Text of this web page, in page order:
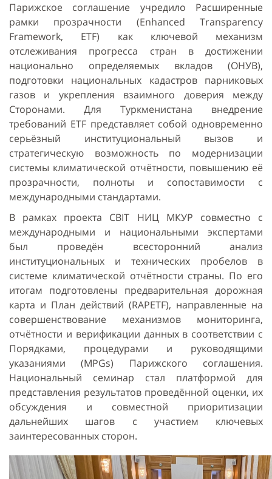
Парижское соглашение учредило Расширенные
рамки прозрачности (Enhanced Transparency
Framework, ETF) как ключевой механизм
отслеживания прогресса стран в достижении
национально определяемых вкладов (ОНУВ),
подготовки национальных кадастров парниковых
газов и укрепления взаимного доверия между
Сторонами. Для Туркменистана внедрение
требований ETF представляет собой одновременно
серьёзный институциональный вызов и
стратегическую возможность по модернизации
системы климатической отчётности, повышению её
прозрачности, полноты и сопоставимости с
международными стандартами.
В рамках проекта CBIT НИЦ МКУР совместно с
международными и национальными экспертами
был проведён всесторонний анализ
институциональных и технических пробелов в
системе климатической отчётности страны. По его
итогам подготовлены предварительная дорожная
карта и План действий (RAPETF), направленные на
совершенствование механизмов мониторинга,
отчётности и верификации данных в соответствии с
Порядками, процедурами и руководящими
указаниями (MPGs) Парижского соглашения.
Национальный семинар стал платформой для
представления результатов проведённой оценки, их
обсуждения и совместной приоритизации
дальнейших шагов с участием ключевых
заинтересованных сторон.